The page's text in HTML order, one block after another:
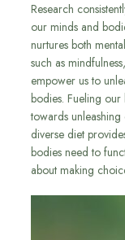
Research
our minds and
nurtures both
such as
empower us to
bodies. Fueling our
towards
diverse diet
bodies need to
about making